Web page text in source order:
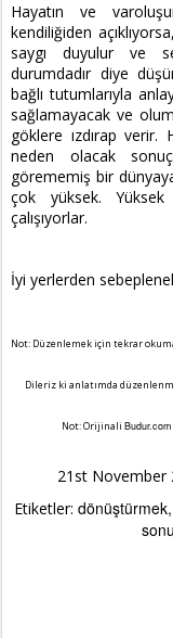
Hayatın ve
kendiliğiden
saygı duyulur ve
durumdadır diye
bağlı tutumlarıyla
sağlamayacak ve
göklere ızdırap
neden olacak
görememiş bir
çok yüksek.
çalışıyorlar.
İyi yerlerden
Not: Düzenlemek için tekrar
Dileriz ki anlatımda
Not: Orijinali Budur.com
21st November
Etiketler: dönüştürmek